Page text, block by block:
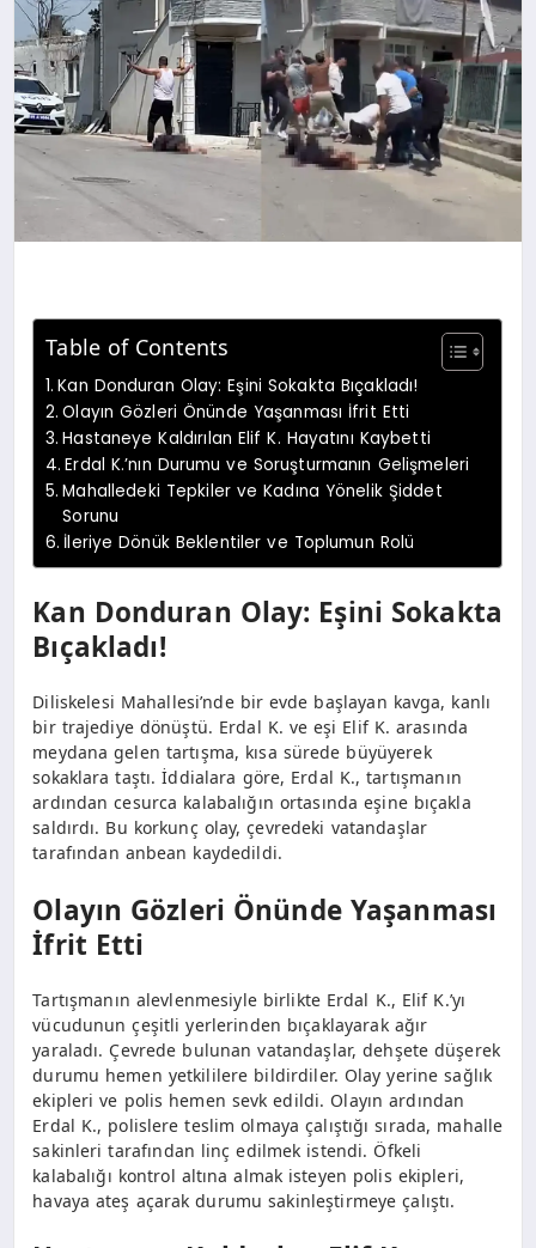
Table of Contents
Kan Donduran Olay: Eşini Sokakta Bıçakladı!
Olayın Gözleri Önünde Yaşanması İfrit Etti
Hastaneye Kaldırılan Elif K. Hayatını Kaybetti
Erdal K.’nın Durumu ve Soruşturmanın Gelişmeleri
Mahalledeki Tepkiler ve Kadına Yönelik Şiddet
Sorunu
İleriye Dönük Beklentiler ve Toplumun Rolü
Kan Donduran Olay: Eşini Sokakta
Bıçakladı!
Diliskelesi Mahallesi’nde bir evde başlayan kavga, kanlı
bir trajediye dönüştü. Erdal K. ve eşi Elif K. arasında
meydana gelen tartışma, kısa sürede büyüyerek
sokaklara taştı. İddialara göre, Erdal K., tartışmanın
ardından cesurca kalabalığın ortasında eşine bıçakla
saldırdı. Bu korkunç olay, çevredeki vatandaşlar
tarafından anbean kaydedildi.
Olayın Gözleri Önünde Yaşanması
İfrit Etti
Tartışmanın alevlenmesiyle birlikte Erdal K., Elif K.’yı
vücudunun çeşitli yerlerinden bıçaklayarak ağır
yaraladı. Çevrede bulunan vatandaşlar, dehşete düşerek
durumu hemen yetkililere bildirdiler. Olay yerine sağlık
ekipleri ve polis hemen sevk edildi. Olayın ardından
Erdal K., polislere teslim olmaya çalıştığı sırada, mahalle
sakinleri tarafından linç edilmek istendi. Öfkeli
kalabalığı kontrol altına almak isteyen polis ekipleri,
havaya ateş açarak durumu sakinleştirmeye çalıştı.